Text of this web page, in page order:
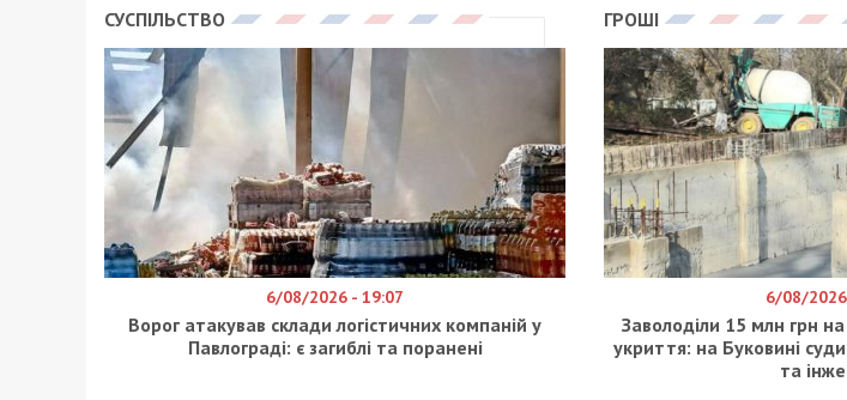
СУСПІЛЬСТВО
6/08/2026 - 19:07
Ворог атакував склади логістичних компаній у
Павлограді: є загиблі та поранені
ГРОШІ
6/08/
Заволоділи 15 млн грн
укриття: на Буковині
та